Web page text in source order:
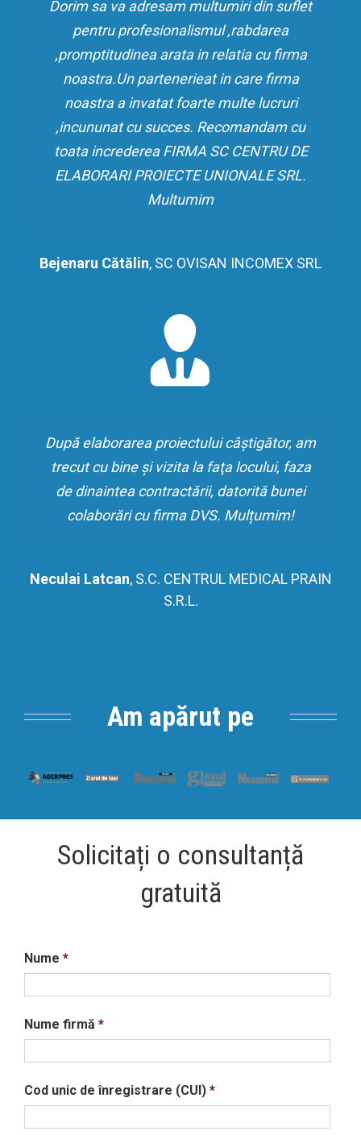
Dorim sa va adresam multumiri din suflet
pentru profesionalismul ,rabdarea
,promptitudinea arata in relatia cu firma
noastra.Un partenerieat in care firma
noastra a invatat foarte multe lucruri
,incununat cu succes. Recomandam cu
toata increderea FIRMA SC CENTRU DE
ELABORARI PROIECTE UNIONALE SRL.
Multumim
Bejenaru Cătălin, SC OVISAN INCOMEX SRL
După elaborarea proiectului câştigător, am
trecut cu bine şi vizita la faţa locului, faza
de dinaintea contractării, datorită bunei
colaborări cu firma DVS. Mulțumim!
Neculai Latcan, S.C. CENTRUL MEDICAL PRAIN
S.R.L.
Am apărut pe
Solicitați o consultanță
gratuită
Nume *
Nume firmă *
Cod unic de înregistrare (CUI) *